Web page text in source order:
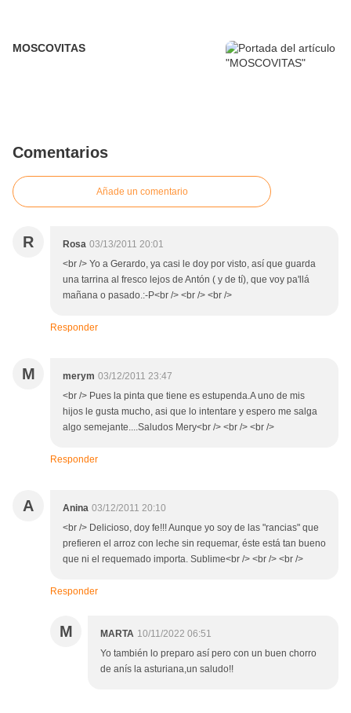
MOSCOVITAS
Comentarios
Añade un comentario
R Rosa 03/13/2011 20:01
<br /> Yo a Gerardo, ya casi le doy por visto, así que guarda
una tarrina al fresco lejos de Antón ( y de tí), que voy pa'llá
mañana o pasado.:-P<br /> <br /> <br />
Responder
M merym 03/12/2011 23:47
<br /> Pues la pinta que tiene es estupenda.A uno de mis
hijos le gusta mucho, asi que lo intentare y espero me salga
algo semejante....Saludos Mery<br /> <br /> <br />
Responder
A Anina 03/12/2011 20:10
<br /> Delicioso, doy fe!!! Aunque yo soy de las "rancias" que
prefieren el arroz con leche sin requemar, éste está tan bueno
que ni el requemado importa. Sublime<br /> <br /> <br />
Responder
M MARTA 10/11/2022 06:51
Yo también lo preparo así pero con un buen chorro
de anís la asturiana,un saludo!!